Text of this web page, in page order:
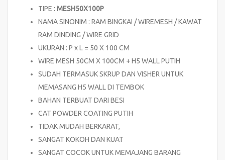
TIPE : MESH50X100P
NAMA SINONIM : RAM BINGKAI / WIREMESH / KAWAT
RAM DINDING / WIRE GRID
UKURAN : P x L = 50 X 100 CM
WIRE MESH 50CM X 100CM + H5 WALL PUTIH
SUDAH TERMASUK SKRUP DAN VISHER UNTUK
MEMASANG H5 WALL DI TEMBOK
BAHAN TERBUAT DARI BESI
CAT POWDER COATING PUTIH
TIDAK MUDAH BERKARAT,
SANGAT KOKOH DAN KUAT
SANGAT COCOK UNTUK MEMAJANG BARANG